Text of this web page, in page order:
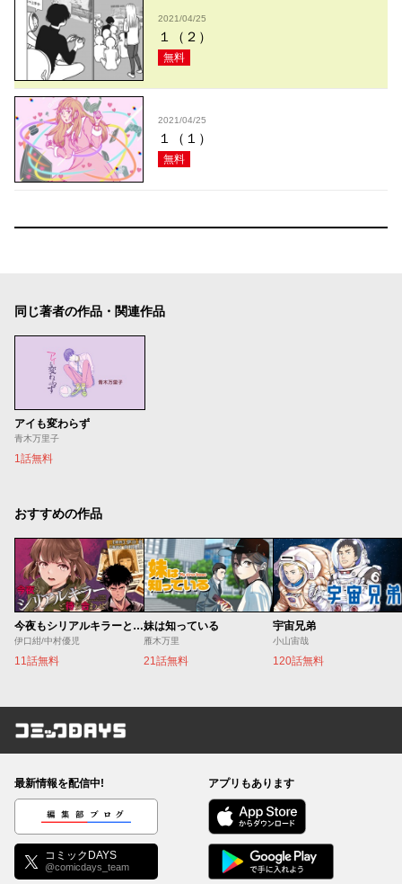
2021/04/25
１（２）
無料
2021/04/25
１（１）
無料
同じ著者の作品・関連作品
アイも変わらず
青木万里子
1話無料
おすすめの作品
今夜もシリアルキラーと待ち合わせ
伊口紺/中村優児
11話無料
妹は知っている
雁木万里
21話無料
宇宙兄弟
小山宙哉
120話無料
コミックDAYS
最新情報を配信中!
編集部ブログ
コミックDAYS
@comicdays_team
アプリもあります